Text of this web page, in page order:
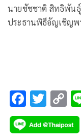
นายชัชชาติ สิทธิพันธุ์
ประธานพิธีอัญเชิญพ
F
ac
e
T
wi
tt
C
o
p